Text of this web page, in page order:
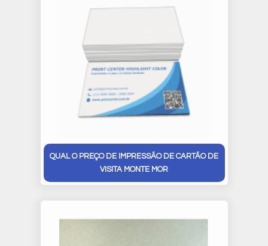
QUAL O PREÇO DE IMPRESSÃO DE CARTÃO DE
VISITA MONTE MOR